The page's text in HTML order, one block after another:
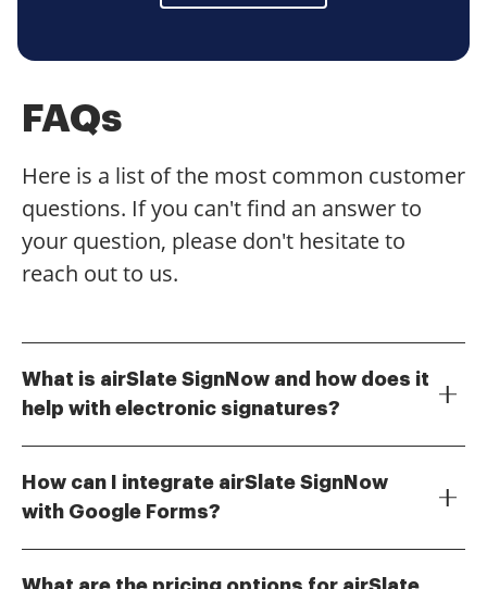
FAQs
Here is a list of the most common customer
questions. If you can't find an answer to
your question, please don't hesitate to
reach out to us.
What is airSlate SignNow and how does it
help with electronic signatures?
simplifies the process of how to add an electronic
signature in Google Forms, making it easy for users to
How can I integrate airSlate SignNow
with Google Forms?